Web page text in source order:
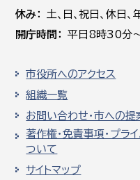
休み
土､日､祝日、休日
開庁時間
平日8時30分
市役所へのアクセス
組織一覧
お問い合わせ・市への提
著作権・免責事項・プラ
ついて
サイトマップ